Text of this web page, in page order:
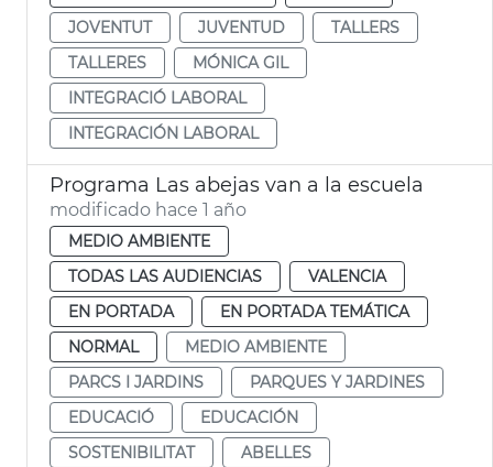
JOVENTUT
JUVENTUD
TALLERS
TALLERES
MÓNICA GIL
INTEGRACIÓ LABORAL
INTEGRACIÓN LABORAL
Programa Las abejas van a la escuela
modificado hace 1 año
MEDIO AMBIENTE
TODAS LAS AUDIENCIAS
VALENCIA
EN PORTADA
EN PORTADA TEMÁTICA
NORMAL
MEDIO AMBIENTE
PARCS I JARDINS
PARQUES Y JARDINES
EDUCACIÓ
EDUCACIÓN
SOSTENIBILITAT
ABELLES